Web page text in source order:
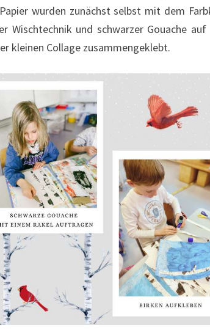
wurden zunächst selbst mit dem
Wischtechnik und schwarzer Gouache auf
kleinen Collage zusammengeklebt.